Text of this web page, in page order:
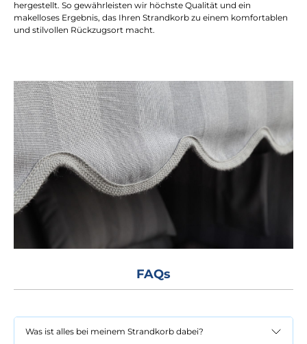
hergestellt. So gewährleisten wir höchste Qualität und ein
makelloses Ergebnis, das Ihren Strandkorb zu einem komfortablen
und stilvollen Rückzugsort macht.
FAQs
Was ist alles bei meinem Strandkorb dabei?